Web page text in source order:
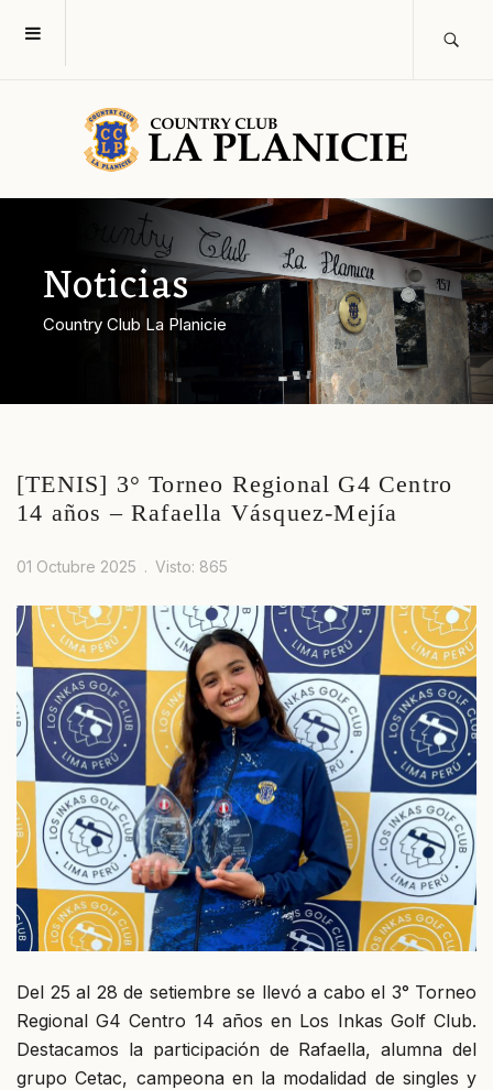
Noticias
Country Club La Planicie
[TENIS] 3° Torneo Regional G4 Centro
14 años – Rafaella Vásquez-Mejía
01 Octubre 2025 Visto: 865
Del 25 al 28 de setiembre se llevó a cabo el 3° Torneo
Regional G4 Centro 14 años en Los Inkas Golf Club.
Destacamos la participación de Rafaella, alumna del
grupo Cetac, campeona en la modalidad de singles y